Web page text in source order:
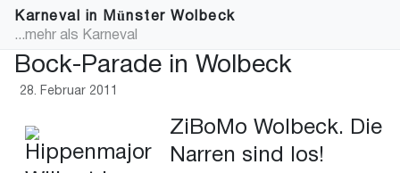
Karneval in Münster Wolbeck
...mehr als Karneval
Bock-Parade in Wolbeck
28. Februar 2011
ZiBoMo Wolbeck. Die
Narren sind los!